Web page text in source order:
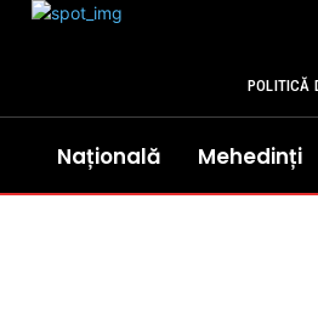
POLITICĂ
Națională Mehedinți